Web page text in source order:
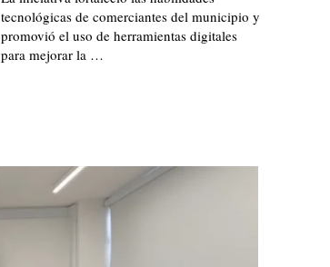
tecnológicas de comerciantes del municipio y
promovió el uso de herramientas digitales
para mejorar la …